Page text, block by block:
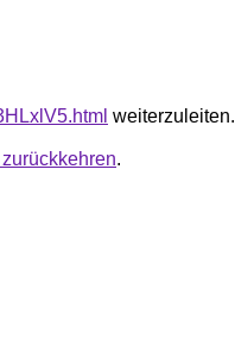
weiterzuleiten.
.